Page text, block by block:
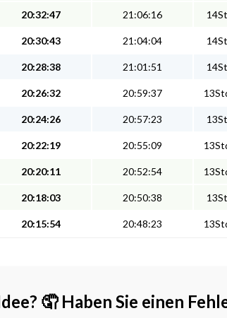
20:32:47 21:06:16
20:30:43 21:04:04
20:28:38 21:01:51
20:26:32 20:59:37
20:24:26 20:57:23
20:22:19 20:55:09
20:20:11 20:52:54
20:18:03 20:50:38
20:15:54 20:48:23
🤦 Haben Sie einen